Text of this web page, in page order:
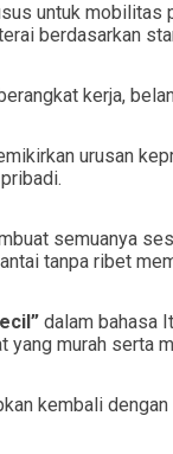
untuk
berdasarkan
kerja,
urusan
semuanya
tanpa ribet
dalam bahasa
yang murah serta
kembali